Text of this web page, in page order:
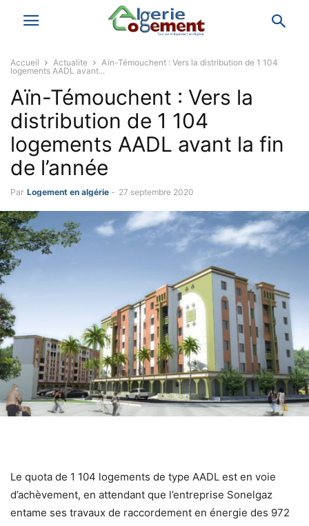
Accueil Actualite
Aïn-Témouchent : Vers la distribution de 1 104
logements AADL avant...
Aïn-Témouchent : Vers la
distribution de 1 104
logements AADL avant la fin
de l’année
Par Logement en algérie - 27 septembre 2020
Le quota de 1 104 logements de type AADL est en voie
d’achèvement, en attendant que l’entreprise Sonelgaz
entame ses travaux de raccordement en énergie des 972